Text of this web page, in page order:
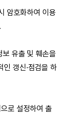
암호화하여 이용
보 유출 및 훼손을
인 갱신·점검을 하
로 설정하여 출